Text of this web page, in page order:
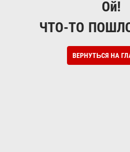
Ой!
ЧТО-ТО
ВЕРНУТЬСЯ НА